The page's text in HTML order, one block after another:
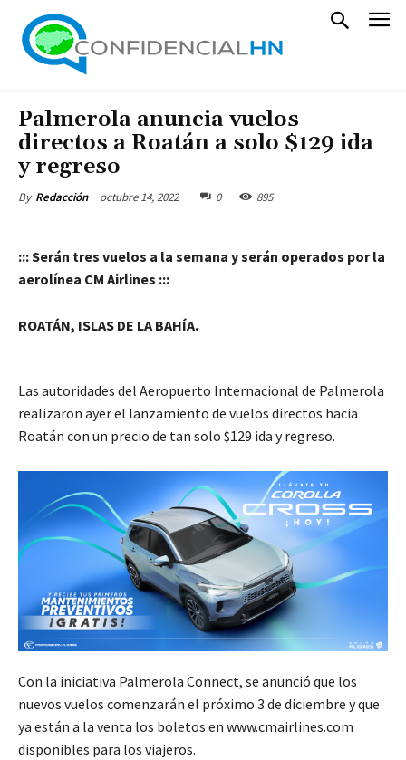
Palmerola anuncia vuelos
directos a Roatán a solo $129 ida
y regreso
By Redacción octubre 14, 2022 0 895
::: Serán tres vuelos a la semana y serán operados por la
aerolínea CM Airlines :::
ROATÁN, ISLAS DE LA BAHÍA.
Las autoridades del Aeropuerto Internacional de Palmerola
realizaron ayer el lanzamiento de vuelos directos hacia
Roatán con un precio de tan solo $129 ida y regreso.
Con la iniciativa Palmerola Connect, se anunció que los
nuevos vuelos comenzarán el próximo 3 de diciembre y que
ya están a la venta los boletos en www.cmairlines.com
disponibles para los viajeros.